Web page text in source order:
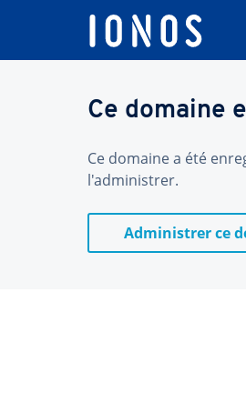
Ce domaine
Ce domaine a été
l'administrer.
Administrer ce